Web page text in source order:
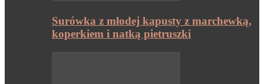
Surówka z młodej kapusty z marchewką,
koperkiem i natką pietruszki